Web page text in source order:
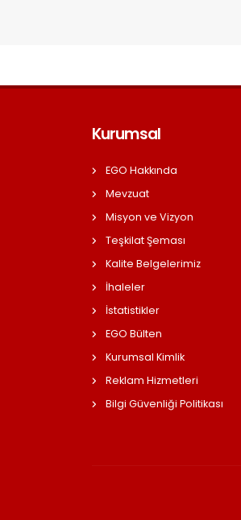
Kurumsal
EGO Hakkında
Mevzuat
Misyon ve Vizyon
Teşkilat Şeması
Kalite Belgelerimiz
İhaleler
İstatistikler
EGO Bülten
Kurumsal Kimlik
Reklam Hizmetleri
Bilgi Güvenliği Politikası